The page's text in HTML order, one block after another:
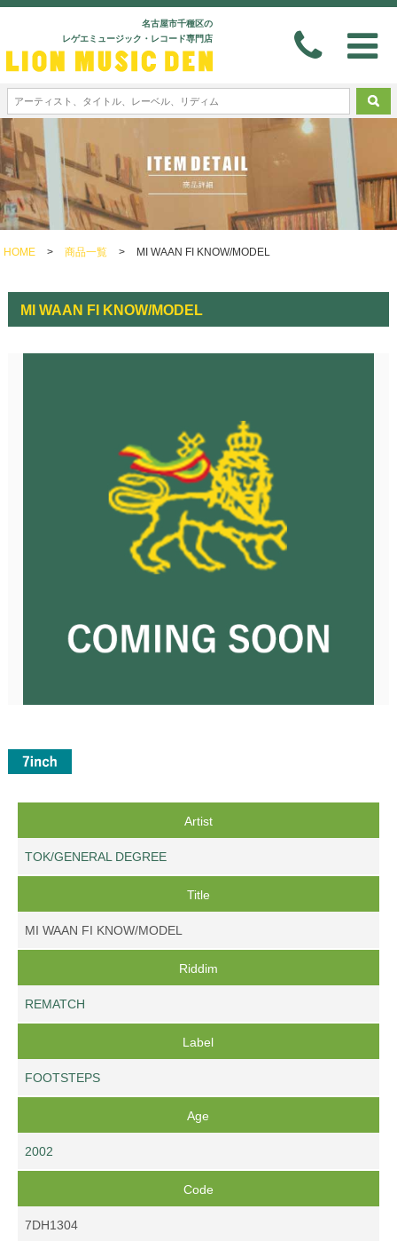
名古屋市千種区の
レゲエミュージック・レコード専門店
HOME > 商品一覧 > MI WAAN FI KNOW/MODEL
MI WAAN FI KNOW/MODEL
Artist
TOK/GENERAL DEGREE
Title
MI WAAN FI KNOW/MODEL
Riddim
REMATCH
Label
FOOTSTEPS
Age
2002
Code
7DH1304